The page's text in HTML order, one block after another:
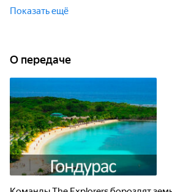
Америке. Она граничит с
Тихим океаном на юге, что делает
Показать ещё
О передаче